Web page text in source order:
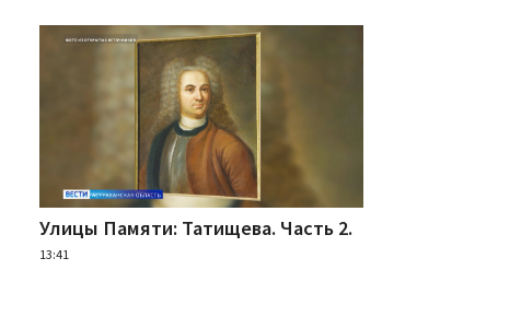
Улицы Памяти: Татищева. Часть 2.
13:41